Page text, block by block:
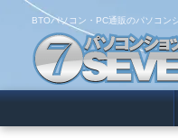
BTOパソコン・PC通販のパソコン